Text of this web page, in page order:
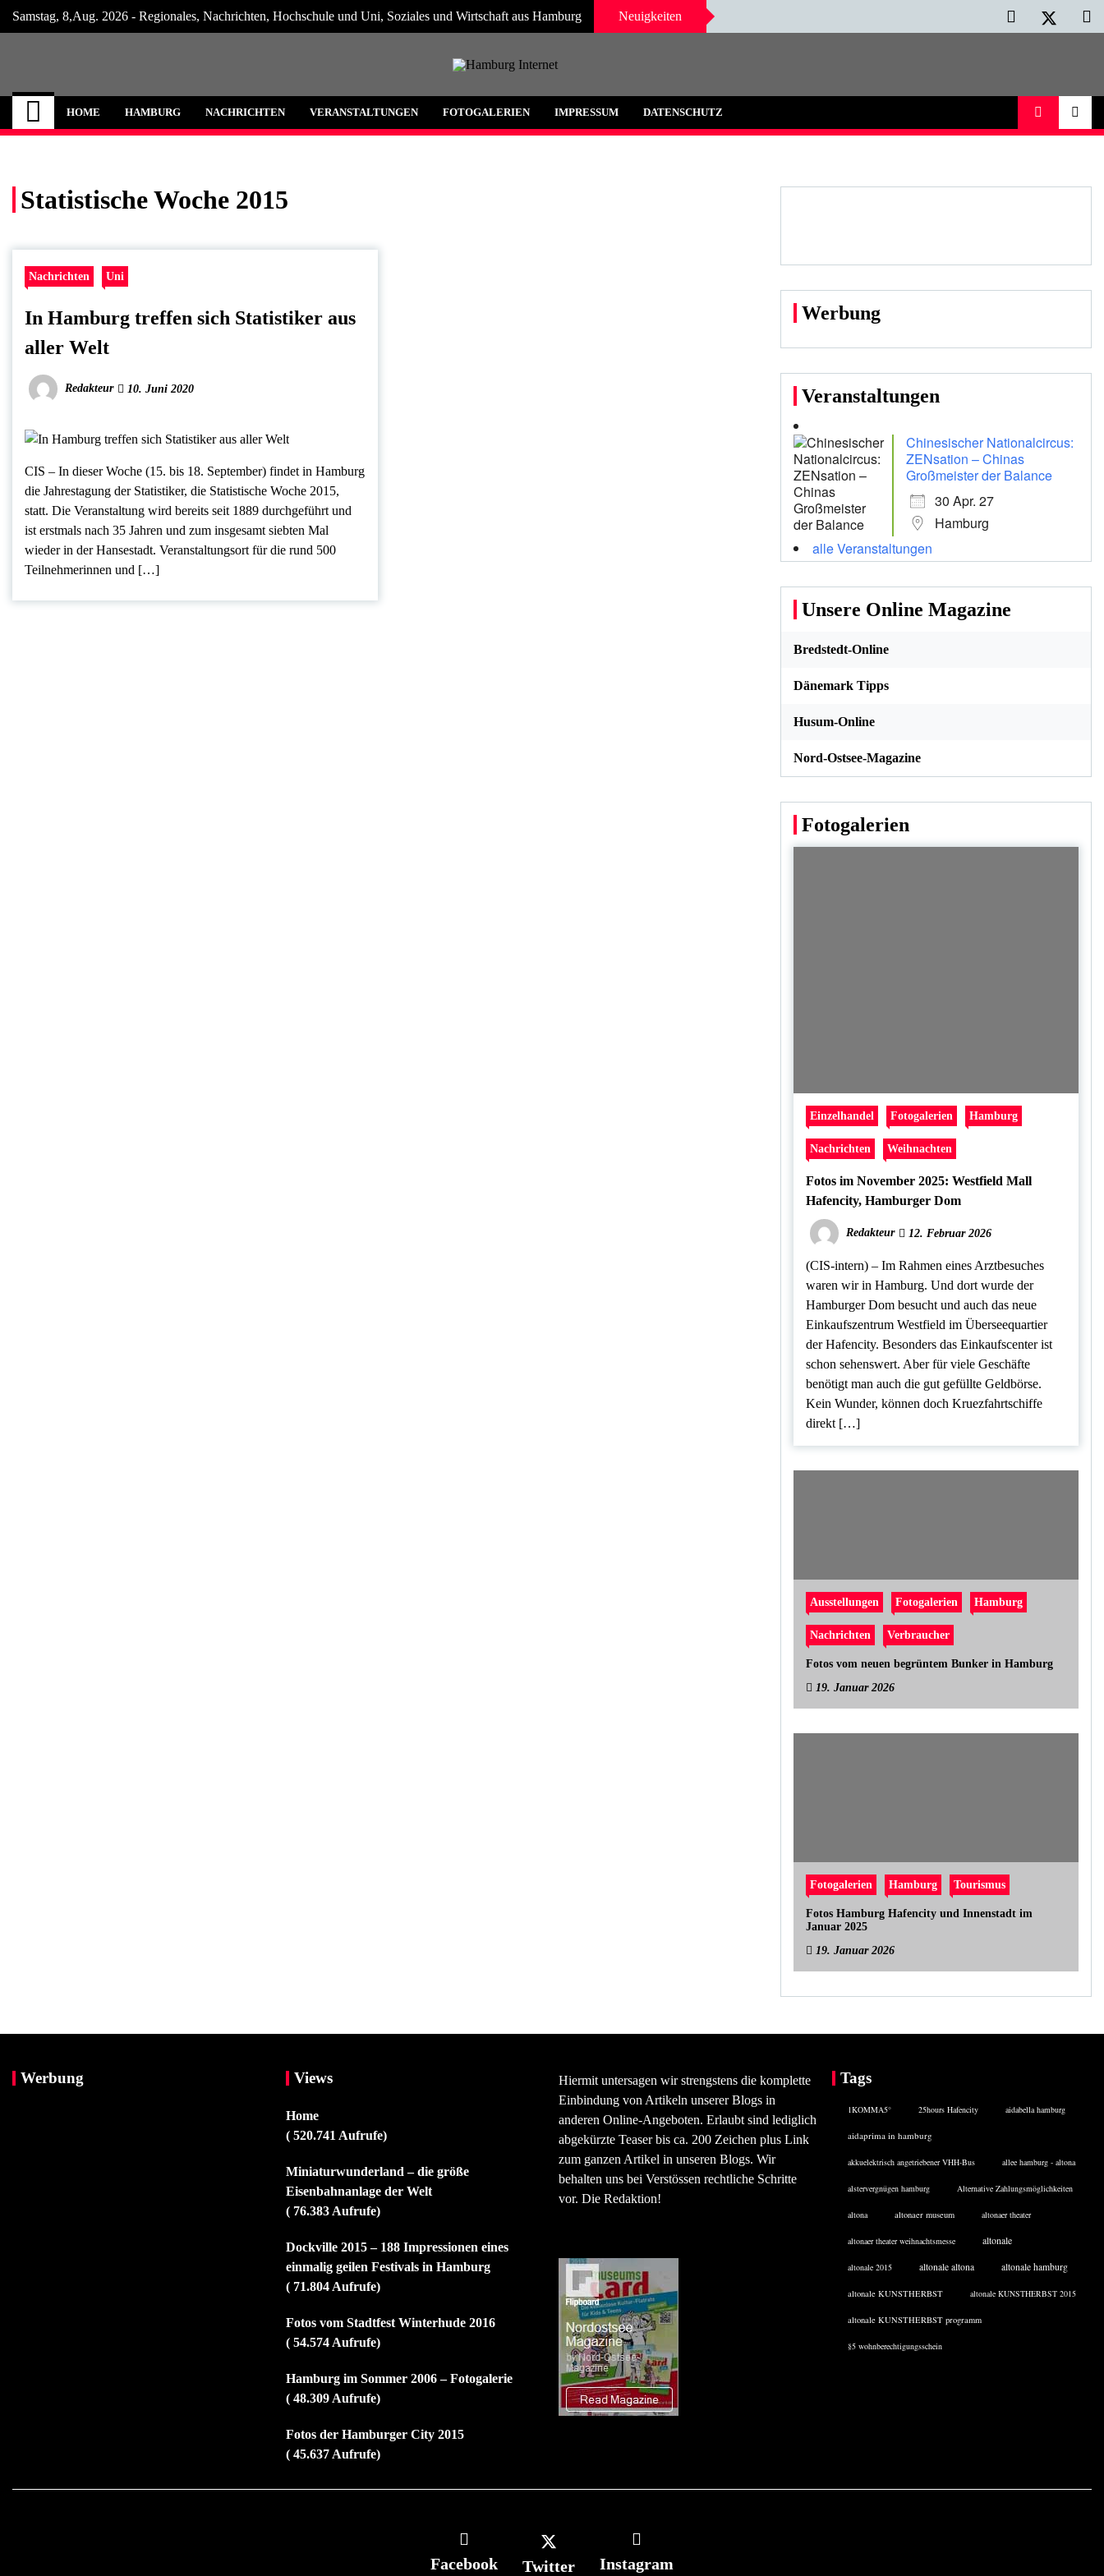
Skip
Samstag, 8,Aug. 2026 - Regionales, Nachrichten, Hochschule und Uni, Soziales und Wirtschaft aus Hamburg Neuigkeiten
Hamburg Internet
Neuigkeiten und Nachrichten aus Hamburg und Umgebung
HOME HAMBURG NACHRICHTEN VERANSTALTUNGEN FOTOGALERIEN IMPRESSUM DATENSCHUTZ
Statistische Woche 2015
Nachrichten Uni
In Hamburg treffen sich Statistiker aus
aller Welt
Redakteur 10. Juni 2020
CIS – In dieser Woche (15. bis 18. September) findet in Hamburg
die Jahrestagung der Statistiker, die Statistische Woche 2015,
statt. Die Veranstaltung wird bereits seit 1889 durchgeführt und
ist erstmals nach 35 Jahren und zum insgesamt siebten Mal
wieder in der Hansestadt. Veranstaltungsort für die rund 500
Teilnehmerinnen und […]
Werbung
Veranstaltungen
Chinesischer Nationalcircus:
ZENsation – Chinas
Großmeister der Balance
30 Apr. 27
Hamburg
alle Veranstaltungen
Unsere Online Magazine
Bredstedt-Online
Dänemark Tipps
Husum-Online
Nord-Ostsee-Magazine
Fotogalerien
Einzelhandel Fotogalerien Hamburg
Nachrichten Weihnachten
Fotos im November 2025: Westfield Mall
Hafencity, Hamburger Dom
Redakteur 12. Februar 2026
(CIS-intern) – Im Rahmen eines Arztbesuches
waren wir in Hamburg. Und dort wurde der
Hamburger Dom besucht und auch das neue
Einkaufszentrum Westfield im Überseequartier
der Hafencity. Besonders das Einkaufscenter ist
schon sehenswert. Aber für viele Geschäfte
benötigt man auch die gut gefüllte Geldbörse.
Kein Wunder, können doch Kruezfahrtschiffe
direkt […]
Ausstellungen Fotogalerien Hamburg
Nachrichten Verbraucher
Fotos vom neuen begrüntem Bunker in Hamburg
19. Januar 2026
Fotogalerien Hamburg Tourismus
Fotos Hamburg Hafencity und Innenstadt im
Januar 2025
19. Januar 2026
Werbung Views
Home
( 520.741 Aufrufe)
Miniaturwunderland – die größe
Eisenbahnanlage der Welt
( 76.383 Aufrufe)
Dockville 2015 – 188 Impressionen eines
einmalig geilen Festivals in Hamburg
( 71.804 Aufrufe)
Fotos vom Stadtfest Winterhude 2016
( 54.574 Aufrufe)
Hamburg im Sommer 2006 – Fotogalerie
( 48.309 Aufrufe)
Fotos der Hamburger City 2015
( 45.637 Aufrufe)
Hiermit untersagen wir strengstens die komplette
Einbindung von Artikeln unserer Blogs in
anderen Online-Angeboten. Erlaubt sind lediglich
abgekürzte Teaser bis ca. 200 Zeichen plus Link
zum ganzen Artikel in unseren Blogs. Wir
behalten uns bei Verstössen rechtliche Schritte
vor. Die Redaktion!
Tags
1KOMMA5° 25hours Hafencity aidabella hamburg
aidaprima in hamburg
akkuelektrisch angetriebener VHH-Bus allee hamburg - altona
alstervergnügen hamburg Alternative Zahlungsmöglichkeiten
altona altonaer museum altonaer theater
altonaer theater weihnachtsmesse altonale
altonale 2015 altonale altona altonale hamburg
altonale KUNSTHERBST altonale KUNSTHERBST 2015
altonale KUNSTHERBST programm
§5 wohnberechtigungsschein
Facebook Twitter Instagram